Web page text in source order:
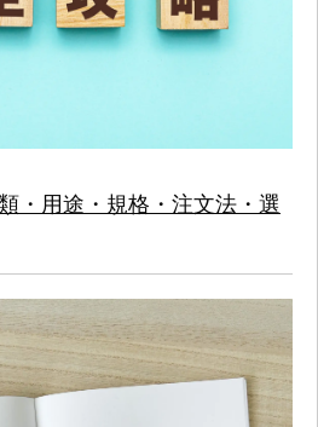
・用途・規格・注文法・選